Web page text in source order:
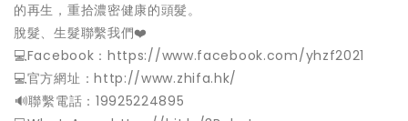
的再生，重拾濃密健康的頭髮。
脫髮、生髮聯繫我們❤️
💻Facebook：https://www.facebook.com/yhzf2021
💻官方網址：http://www.zhifa.hk/
️🔊聯繫電話：19925224895